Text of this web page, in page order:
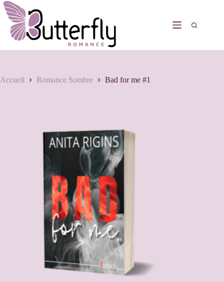
Accueil Romance Sombre Bad for me #1